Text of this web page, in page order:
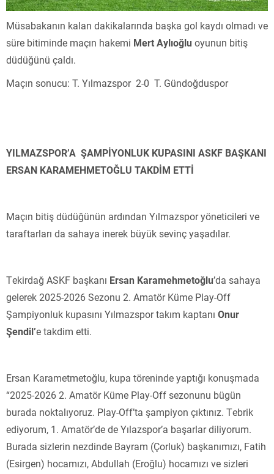
Müsabakanın kalan dakikalarında başka gol kaydı olmadı ve
süre bitiminde maçın hakemi Mert Aylıoğlu oyunun bitiş
düdüğünü çaldı.
Maçın sonucu: T. Yılmazspor 2-0 T. Gündoğduspor
YILMAZSPOR’A ŞAMPİYONLUK KUPASINI ASKF BAŞKANI
ERSAN KARAMEHMETOĞLU TAKDİM ETTİ
Maçın bitiş düdüğünün ardından Yılmazspor yöneticileri ve
taraftarları da sahaya inerek büyük sevinç yaşadılar.
Tekirdağ ASKF başkanı Ersan Karamehmetoğlu’da sahaya
gelerek 2025-2026 Sezonu 2. Amatör Küme Play-Off
Şampiyonluk kupasını Yılmazspor takım kaptanı Onur
Şendil’e takdim etti.
Ersan Karametmetoğlu, kupa töreninde yaptığı konuşmada
“2025-2026 2. Amatör Küme Play-Off sezonunu bügün
burada noktalıyoruz. Play-Off’ta şampiyon çıktınız. Tebrik
ediyorum, 1. Amatör’de de Yılazspor’a başarlar diliyorum.
Burada sizlerin nezdinde Bayram (Çorluk) başkanımızı, Fatih
(Esirgen) hocamızı, Abdullah (Eroğlu) hocamızı ve sizleri